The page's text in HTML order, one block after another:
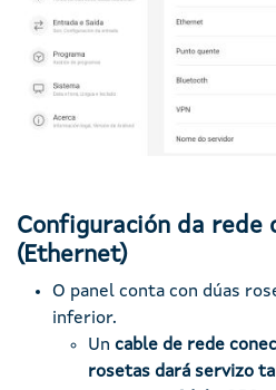
Configuración da rede
(Ethernet)
O panel conta con dúas
inferior.
Un cable de rede
rosetas dará servizo